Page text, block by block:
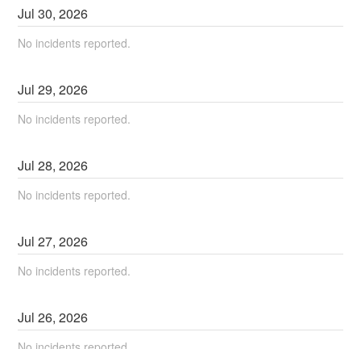
Jul30,2026
No incidents reported.
Jul29,2026
No incidents reported.
Jul28,2026
No incidents reported.
Jul27,2026
No incidents reported.
Jul26,2026